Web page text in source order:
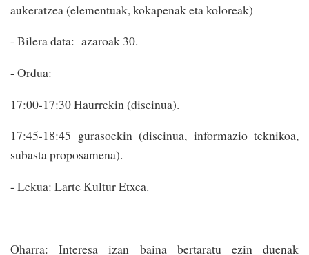
aukeratzea (elementuak, kokapenak eta koloreak)
- Bilera data: azaroak 30.
- Ordua:
17:00-17:30 Haurrekin (diseinua).
17:45-18:45 gurasoekin (diseinua, informazio teknikoa,
subasta proposamena).
- Lekua: Larte Kultur Etxea.
Oharra: Interesa izan baina bertaratu ezin duenak